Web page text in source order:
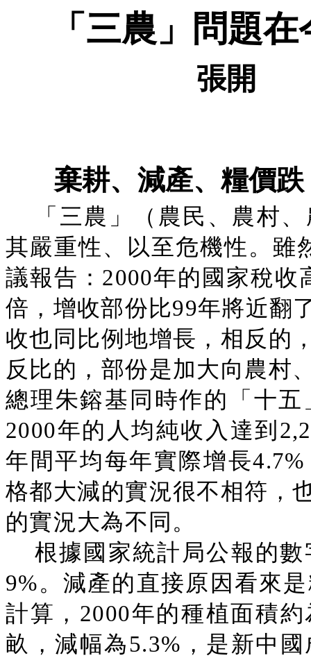
「三農」問題
張開
棄耕、減產、糧價跌
「三農」（農民、農村
其嚴重性、以至危機性。雖
議報告：2000年的國家稅
倍，增收部份比99年將近翻
收也同比例地增長，相反的
反比的，部份是加大向農村
總理朱鎔基同時作的「十
2000年的人均純收入達到
年間平均每年實際增長
格都大減的實況很不相符，
的實況大為不同。
根據國家統計局公報的
9%。減產的直接原因看來
計算，2000年的種植面積
畝，減幅為5.3%，是新中